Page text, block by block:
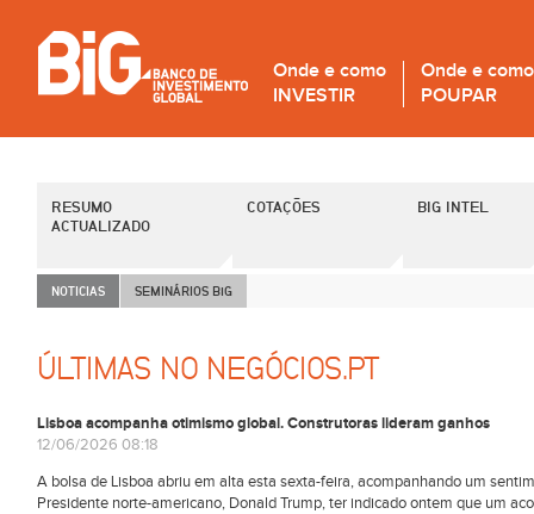
Onde e como
INVESTIR
Onde e como
POUPAR
RESUMO
ACTUALIZADO
COTAÇÕES BIG INTEL
NOTICIAS SEMINÁRIOS BiG
ÚLTIMAS NO NEGÓCIOS.PT
Lisboa acompanha otimismo global. Construtoras lideram ganhos
12/06/2026 08:18
A bolsa de Lisboa abriu em alta esta sexta-feira, acompanhando um
Presidente norte-americano, Donald Trump, ter indicado ontem que um